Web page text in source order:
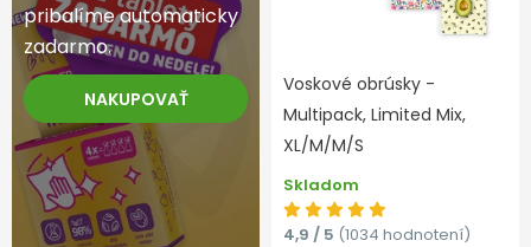
pribalíme automaticky
zadarmo.
NAKUPOVAŤ
Voskové obrúsky -
Multipack, Limited Mix,
XL/M/M/S
Skladom
4,9 / 5 (1034 hodnotení)